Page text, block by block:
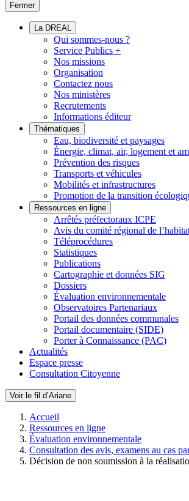
Fermer
La DREAL
Qui sommes-nous ?
Service Publics +
Nos missions
Organisation
Contactez nous
Nos ministères
Recrutements
Informations éditeur
Thématiques
Eau, biodiversité et paysages
Énergie, climat, air, logement et
Prévention des risques
Transports et véhicules
Mobilités et infrastructures
Promotion de la transition
Ressources en ligne
Arrêtés préfectoraux ICPE
Avis du comité régional de
Téléprocédures
Statistiques
Publications
Cartographie et données SIG
Dossiers
Évaluation environnementale
Observatoires Partenariaux
Portail des données communales
Portail documentaire (SIDE)
Porter à Connaissance (PAC)
Actualités
Espace presse
Consultation Citoyenne
Voir le fil d’Ariane
Accueil
Ressources en ligne
Évaluation environnementale
Consultation des avis, examens au cas
Décision de non soumission à la